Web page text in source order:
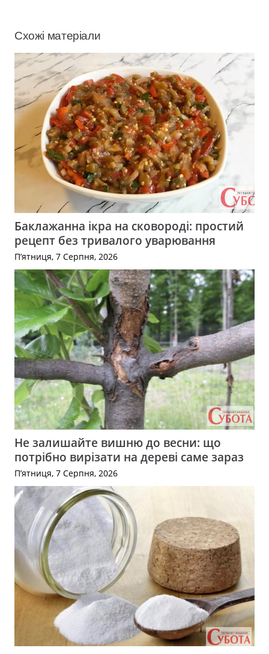
Схожі матеріали
Баклажанна ікра на сковороді: простий
рецепт без тривалого уварювання
П’ятниця, 7 Серпня, 2026
Не залишайте вишню до весни: що
потрібно вирізати на дереві саме зараз
П’ятниця, 7 Серпня, 2026